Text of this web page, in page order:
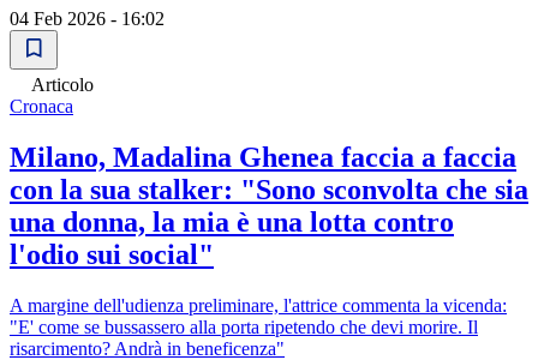
04 Feb 2026 - 16:02
Articolo
Cronaca
Milano, Madalina Ghenea faccia a faccia
con la sua stalker: "Sono sconvolta che sia
una donna, la mia è una lotta contro
l'odio sui social"
A margine dell'udienza preliminare, l'attrice commenta la vicenda:
"E' come se bussassero alla porta ripetendo che devi morire. Il
risarcimento? Andrà in beneficenza"